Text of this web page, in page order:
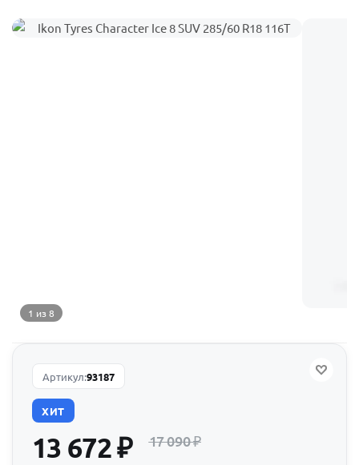
1 из 8
Артикул:93187
ХИТ
13 672₽ 17 090₽